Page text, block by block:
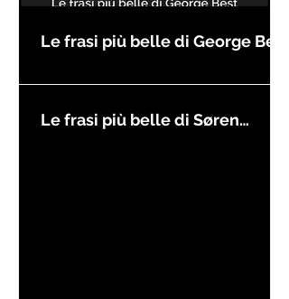
Le frasi più belle di George Best
Le frasi più belle di Søren